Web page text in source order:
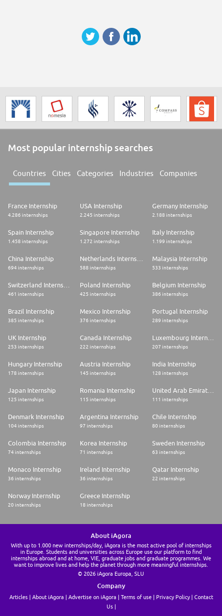
Most popular internship searches
Countries Cities Categories Industries Companies
France Internship
4.286 internships
USA Internship
2.245 internships
Germany Internship
2.188 internships
Spain Internship
1.458 internships
Singapore Internship
1.272 internships
Italy Internship
1.199 internships
China Internship
694 internships 588 internships
Malaysia Internship
533 internships
461 internships
Poland Internship
425 internships
Belgium Internship
386 internships
Brazil Internship
385 internships
Mexico Internship
376 internships
Portugal Internship
289 internships
UK Internship
253 internships
Canada Internship
222 internships
Luxembourg Internship
207 internships
Hungary Internship
178 internships
Austria Internship
145 internships
India Internship
128 internships
Japan Internship
125 internships
Romania Internship
115 internships
United Arab Emirates Internship
111 internships
Denmark Internship
104 internships
Argentina Internship
97 internships
Chile Internship
80 internships
Colombia Internship
74 internships
Korea Internship
71 internships
Sweden Internship
63 internships
Monaco Internship
36 internships
Ireland Internship
36 internships
Qatar Internship
22 internships
Norway Internship
20 internships
Greece Internship
18 internships
About iAgora
With up to 1.000 new internships/day, iAgora is the most active pool of internships
in Europe. Students and universities across Europe use our platform to find
internships abroad and at home, VIE, graduate jobs and graduate programmes. We
want to improve lives and help the planet through more meaningful internships.
© 2026 iAgora Europa, SLU
Company
Articles About iAgora Advertise on iAgora Terms of use Privacy Policy
Contact
Us